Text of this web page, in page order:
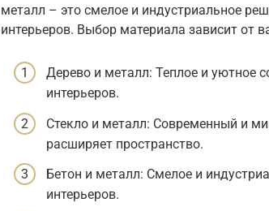
металл – это смелое и индустриальное
интерьеров. Выбор материала зависит от
Дерево и металл: Теплое и уютное
интерьеров.
Стекло и металл: Современный и
расширяет пространство.
Бетон и металл: Смелое и
интерьеров.